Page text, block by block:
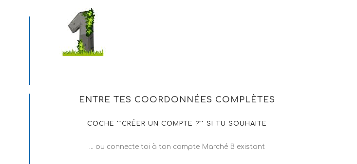
ENTRE TES COORDONNÉES COMPLÈTES
COCHE ``CRÉER UN COMPTE ?`` SI TU SOUHAITE
... ou connecte toi à ton compte Marché B existant